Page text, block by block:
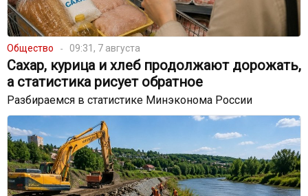
Общество 09:31, 7 августа
Сахар, курица и хлеб продолжают дорожать,
а статистика рисует обратное
Разбираемся в статистике Минэконома России